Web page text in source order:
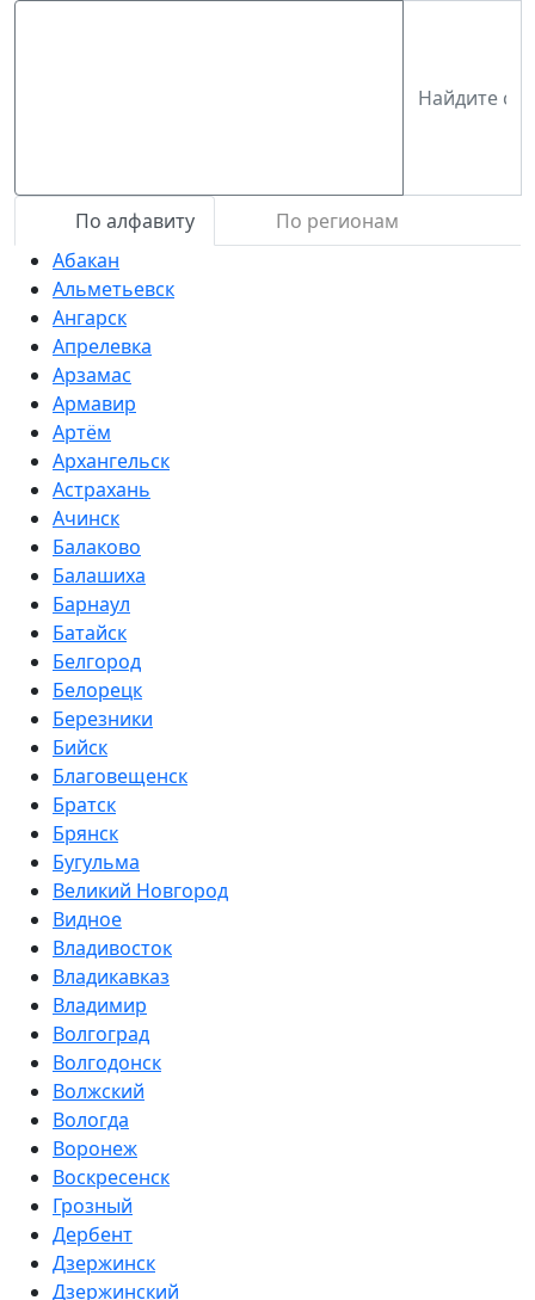
По алфавиту
По регионам
Абакан
Альметьевск
Ангарск
Апрелевка
Арзамас
Армавир
Артём
Архангельск
Астрахань
Ачинск
Балаково
Балашиха
Барнаул
Батайск
Белгород
Белорецк
Березники
Бийск
Благовещенск
Братск
Брянск
Бугульма
Великий Новгород
Видное
Владивосток
Владикавказ
Владимир
Волгоград
Волгодонск
Волжский
Вологда
Воронеж
Воскресенск
Грозный
Дербент
Дзержинск
Дзержинский